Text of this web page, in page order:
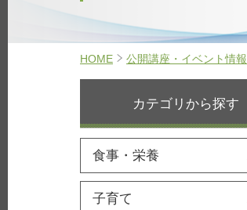
HOME 公開講座・イベント情報
カテゴリから探す
食事・栄養
子育て